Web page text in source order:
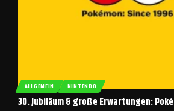
ALLGEMEIN NINTENDO
30. Jubiläum & große Erwartungen: